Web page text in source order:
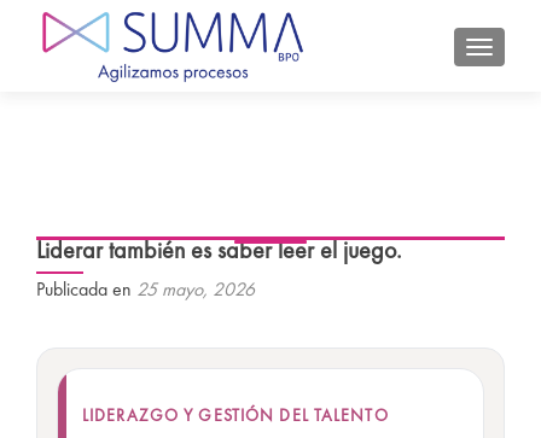
Liderar también es saber leer el juego.
Publicada en 25 mayo, 2026
LIDERAZGO Y GESTIÓN DEL TALENTO